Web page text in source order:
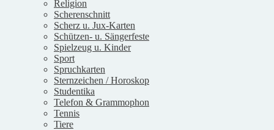
Religion
Scherenschnitt
Scherz u. Jux-Karten
Schützen- u. Sängerfeste
Spielzeug u. Kinder
Sport
Spruchkarten
Sternzeichen / Horoskop
Studentika
Telefon & Grammophon
Tennis
Tiere